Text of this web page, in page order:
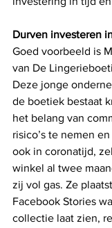
Durven investeren
Goed voorbeeld is
van De
Deze jonge
de boetiek bestaat
het belang van
risico’s te nemen
ook in coronatijd,
winkel al twee
zij vol gas. Ze
Facebook Stories
collectie laat zien,